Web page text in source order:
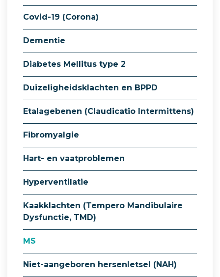
Covid-19 (Corona)
Dementie
Diabetes Mellitus type 2
Duizeligheidsklachten en BPPD
Etalagebenen (Claudicatio Intermittens)
Fibromyalgie
Hart- en vaatproblemen
Hyperventilatie
Kaakklachten (Tempero Mandibulaire
Dysfunctie, TMD)
MS
Niet-aangeboren hersenletsel (NAH)